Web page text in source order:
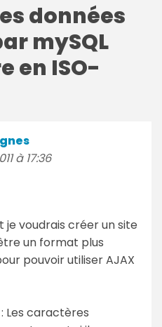
données
mySQL
en ISO-
à 17:36
je voudrais créer un site
un format plus
pouvoir utiliser AJAX
Les caractères